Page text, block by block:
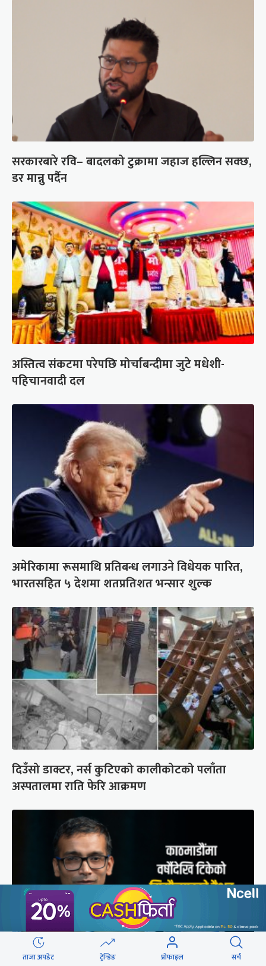
सरकारबारे रवि– बादलको टुक्रामा जहाज हल्लिन सक्छ,
डर मान्नु पर्दैन
अस्तित्व संकटमा परेपछि मोर्चाबन्दीमा जुटे मधेशी-
पहिचानवादी दल
अमेरिकामा रूसमाथि प्रतिबन्ध लगाउने विधेयक पारित,
भारतसहित ५ देशमा शतप्रतिशत भन्सार शुल्क
दिउँसो डाक्टर, नर्स कुटिएको कालीकोटको पलाँता
अस्पतालमा राति फेरि आक्रमण
ताजा अपडेट ट्रेन्डिङ प्रोफाइल सर्च